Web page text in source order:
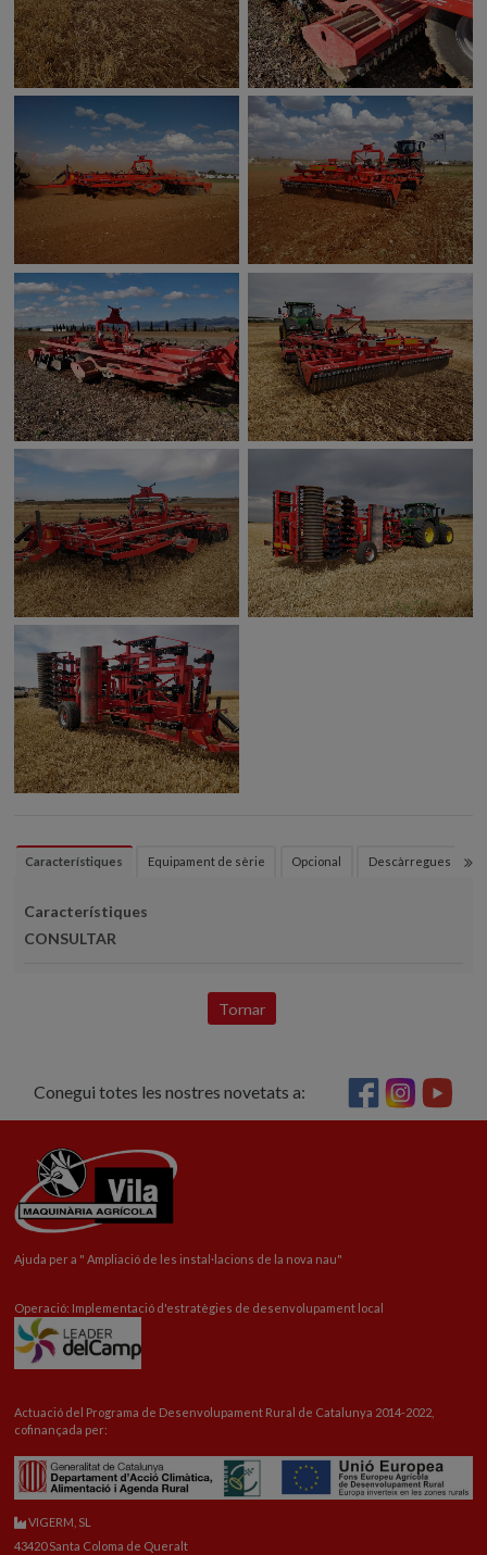
Característiques Equipament de sèrie Opcional Descàrregues
Característiques
CONSULTAR
Tornar
Conegui totes les nostres novetats a:
Ajuda per a " Ampliació de les instal·lacions de la nova nau"
Operació: Implementació d'estratègies de desenvolupament local
Actuació del Programa de Desenvolupament Rural de Catalunya 2014-2022,
cofinançada per:
VIGERM, SL
43420 Santa Coloma de Queralt